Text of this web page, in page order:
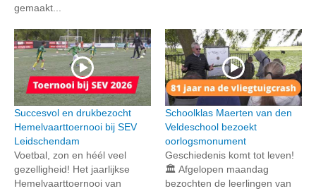
gemaakt...
Succesvol en drukbezocht
Hemelvaarttoernooi bij SEV
Leidschendam
Voetbal, zon en héél veel
gezelligheid! Het jaarlijkse
Hemelvaarttoernooi van
Schoolklas Maerten van den
Veldeschool bezoekt
oorlogsmonument
Geschiedenis komt tot leven!
🏛️ Afgelopen maandag
bezochten de leerlingen van